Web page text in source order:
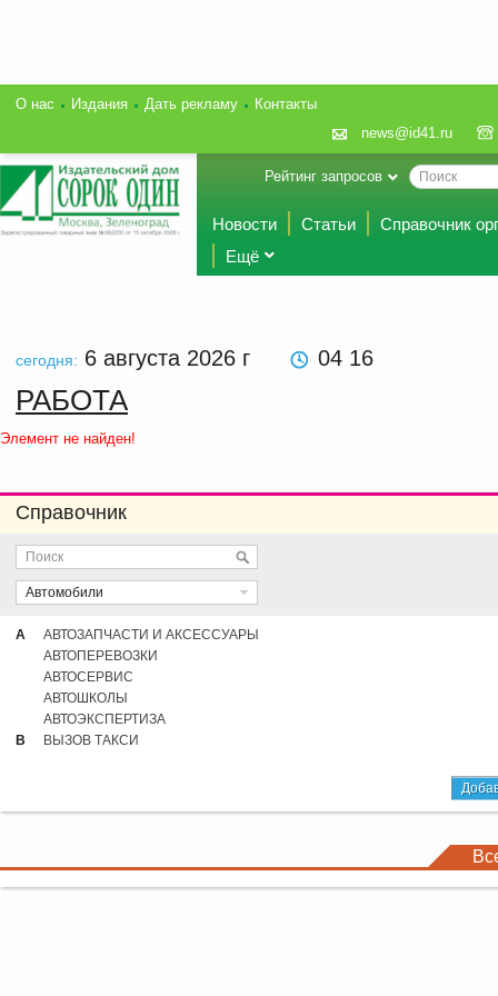
О нас Издания Дать рекламу
Контакты
news@id41.ru
Рейтинг запросов
Новости Статьи
Справочник
Ещё
сегодня: 6 августа 2026 г 04:16
РАБОТА
Элемент не найден!
Справочник
Автомобили
А
АВТОЗАПЧАСТИ И АКСЕССУАРЫ
АВТОПЕРЕВОЗКИ
АВТОСЕРВИС
АВТОШКОЛЫ
АВТОЭКСПЕРТИЗА
В
ВЫЗОВ ТАКСИ